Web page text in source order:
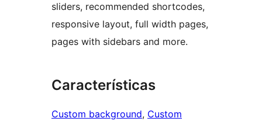
sliders, recommended shortcodes,
responsive layout, full width pages,
pages with sidebars and more.
Características
Custom background, Custom